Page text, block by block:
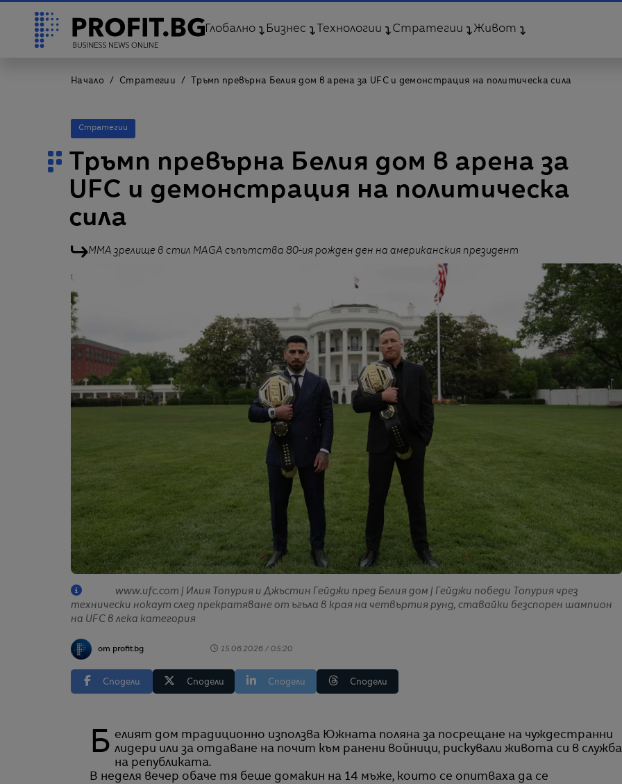
Глобално Бизнес Технологии Стратегии Живот
Начало Стратегии Тръмп превърна Белия дом в арена за UFC и демонстрация на политическа сила
Стратегии
Тръмп превърна Белия дом в арена за
UFC и демонстрация на политическа
сила
ММА зрелище в стил MAGA съпътства 80-ия рожден ден на американския президент
www.ufc.com | Илия Топурия и Джъстин Гейджи пред Белия дом | Гейджи победи Топурия чрез
технически нокаут след прекратяване от ъгъла в края на четвъртия рунд, ставайки безспорен шампион
на UFC в лека категория
от profit.bg 15.06.2026 / 05:20
Сподели Сподели Сподели Сподели
Белият дом традиционно използва Южната поляна за посрещане на чуждестранни лидери или за отдаване на почит към ранени войници, рискували живота си в служба
на републиката.
В неделя вечер обаче тя беше домакин на 14 мъже, които се опитваха да се